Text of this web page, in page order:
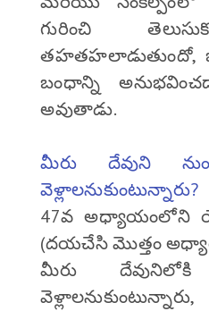
గురించి
తహతహలాడుతుందో,
బంధాన్ని
అవుతాడు.
మీరు దేవుని
వెళ్లాలనుకుంటున్నారు?
47వ అధ్యాయంలోని
(దయచేసి మొత్తం
మీరు